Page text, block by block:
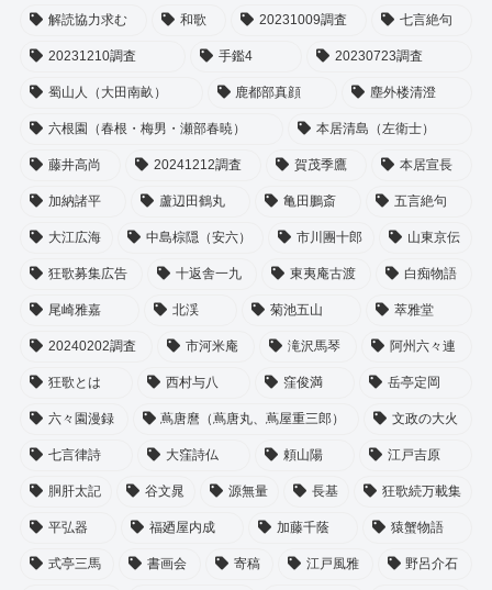
解読協力求む 和歌 20231009調査 七言絶句
20231210調査 手鑑4 20230723調査
蜀山人（大田南畝） 鹿都部真顔 塵外楼清澄
六根園（春根・梅男・瀬部春暁） 本居清島（左衛士）
藤井高尚 20241212調査 賀茂季鷹 本居宣長
加納諸平 蘆辺田鶴丸 亀田鵬斎 五言絶句
大江広海 中島棕隠（安六） 市川團十郎 山東京伝
狂歌募集広告 十返舎一九 東夷庵古渡 白痴物語
尾崎雅嘉 北渓 菊池五山 萃雅堂
20240202調査 市河米庵 滝沢馬琴 阿州六々連
狂歌とは 西村与八 窪俊満 岳亭定岡
六々園漫録 蔦唐麿（蔦唐丸、蔦屋重三郎） 文政の大火
七言律詩 大窪詩仏 頼山陽 江戸吉原
胴肝太記 谷文晁 源無量 長基 狂歌続万載集
平弘器 福廼屋内成 加藤千蔭 猿蟹物語
式亭三馬 書画会 寄稿 江戸風雅 野呂介石